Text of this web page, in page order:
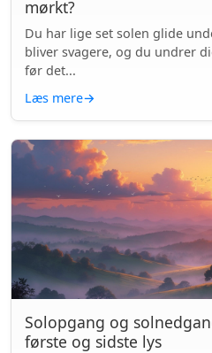
mørkt?
Du har lige set solen glide
bliver svagere, og du undrer
før det...
Læs mere→
Solopgang og
første og sidste lys